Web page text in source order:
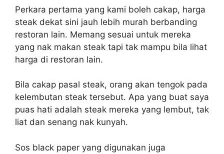
Perkara pertama yang kami boleh cakap, harga
steak dekat sini jauh lebih murah berbanding
restoran lain. Memang sesuai untuk mereka
yang nak makan steak tapi tak mampu bila lihat
harga di restoran lain.
Bila cakap pasal steak, orang akan tengok pada
kelembutan steak tersebut. Apa yang buat saya
puas hati adalah steak mereka yang lembut, tak
liat dan senang nak kunyah.
Sos black paper yang digunakan juga